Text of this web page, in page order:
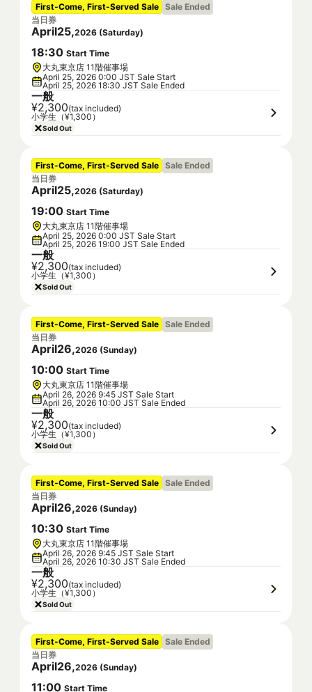
First-Come, First-Served Sale Sale Ended
当日券
April25,2026 (Saturday)
18:30 Start Time
大丸東京店 11階催事場
April 25, 2026 0:00 JST Sale Start
April 25, 2026 18:30 JST Sale Ended
一般
¥2,300(tax included)
小学生（¥1,300）
Sold Out
First-Come, First-Served Sale Sale Ended
当日券
April25,2026 (Saturday)
19:00 Start Time
大丸東京店 11階催事場
April 25, 2026 0:00 JST Sale Start
April 25, 2026 19:00 JST Sale Ended
一般
¥2,300(tax included)
小学生（¥1,300）
Sold Out
First-Come, First-Served Sale Sale Ended
当日券
April26,2026 (Sunday)
10:00 Start Time
大丸東京店 11階催事場
April 26, 2026 9:45 JST Sale Start
April 26, 2026 10:00 JST Sale Ended
一般
¥2,300(tax included)
小学生（¥1,300）
Sold Out
First-Come, First-Served Sale Sale Ended
当日券
April26,2026 (Sunday)
10:30 Start Time
大丸東京店 11階催事場
April 26, 2026 9:45 JST Sale Start
April 26, 2026 10:30 JST Sale Ended
一般
¥2,300(tax included)
小学生（¥1,300）
Sold Out
First-Come, First-Served Sale Sale Ended
当日券
April26,2026 (Sunday)
11:00 Start Time